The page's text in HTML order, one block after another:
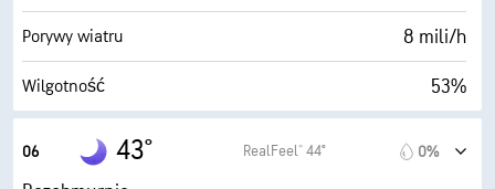
Pułap chmur 30000 stopy
Porywy wiatru 8 mili/h
Wilgotność 53%
Punkt rosy
AccuLumen Brightness Index™
06 43° RealFeel® 44° 0%